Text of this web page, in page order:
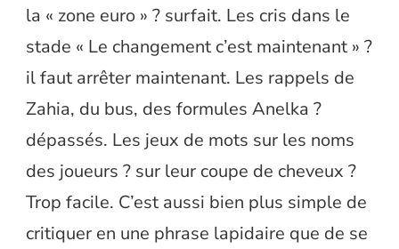
la « zone euro » ? surfait. Les cris dans le
stade « Le changement c’est maintenant » ?
il faut arrêter maintenant. Les rappels de
Zahia, du bus, des formules Anelka ?
dépassés. Les jeux de mots sur les noms
des joueurs ? sur leur coupe de cheveux ?
Trop facile. C’est aussi bien plus simple de
critiquer en une phrase lapidaire que de se